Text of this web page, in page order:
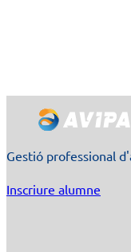
Gestió professional
Inscriure alumne